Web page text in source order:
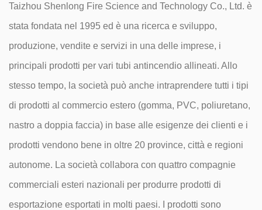
Taizhou Shenlong Fire Science and Technology Co., Ltd. è
stata fondata nel 1995 ed è una ricerca e sviluppo,
produzione, vendite e servizi in una delle imprese, i
principali prodotti per vari tubi antincendio allineati. Allo
stesso tempo, la società può anche intraprendere tutti i tipi
di prodotti al commercio estero (gomma, PVC, poliuretano,
nastro a doppia faccia) in base alle esigenze dei clienti e i
prodotti vendono bene in oltre 20 province, città e regioni
autonome. La società collabora con quattro compagnie
commerciali esteri nazionali per produrre prodotti di
esportazione esportati in molti paesi. I prodotti sono